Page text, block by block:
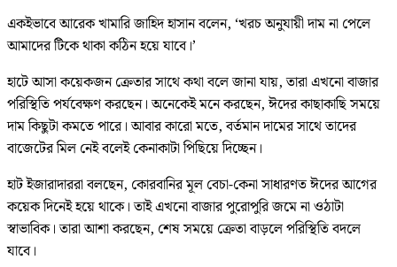
একইভাবে আরেক খামারি জাহিদ হাসান বলেন, ‘খরচ অনুযায়ী দাম না পেলে
আমাদের টিকে থাকা কঠিন হয়ে যাবে।’
হাটে আসা কয়েকজন ক্রেতার সাথে কথা বলে জানা যায়, তারা এখনো বাজার
পরিস্থিতি পর্যবেক্ষণ করছেন। অনেকেই মনে করছেন, ঈদের কাছাকাছি সময়ে
দাম কিছুটা কমতে পারে। আবার কারো মতে, বর্তমান দামের সাথে তাদের
বাজেটের মিল নেই বলেই কেনাকাটা পিছিয়ে দিচ্ছেন।
হাট ইজারাদাররা বলছেন, কোরবানির মূল বেচা-কেনা সাধারণত ঈদের আগের
কয়েক দিনেই হয়ে থাকে। তাই এখনো বাজার পুরোপুরি জমে না ওঠাটা
স্বাভাবিক। তারা আশা করছেন, শেষ সময়ে ক্রেতা বাড়লে পরিস্থিতি বদলে
যাবে।